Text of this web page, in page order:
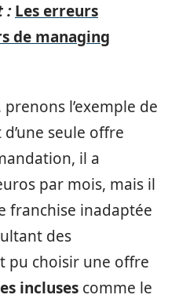
: Les erreurs
de managing
l’exemple de
seule offre
il a
par mois, mais il
franchise inadaptée
des
pu choisir une offre
incluses comme le